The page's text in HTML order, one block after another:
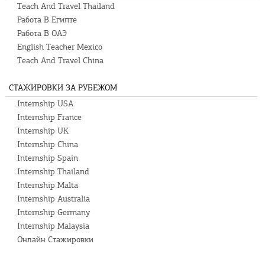
Teach And Travel Thailand
Работа В Египте
Работа В ОАЭ
English Teacher Mexico
Teach And Travel China
СТАЖИРОВКИ ЗА РУБЕЖОМ
Internship USA
Internship France
Internship UK
Internship China
Internship Spain
Internship Thailand
Internship Malta
Internship Australia
Internship Germany
Internship Malaysia
Онлайн Стажировки